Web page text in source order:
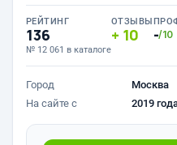
РЕЙТИНГ
136
№ 12 061 в каталоге
ОТЗЫВЫ
10 -/10
Город
Москва
На сайте с
2019